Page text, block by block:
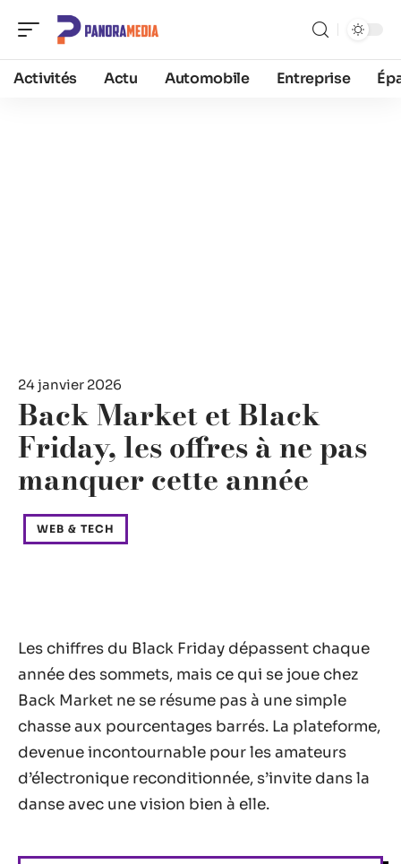
Activités Actu Automobile Entreprise
24 janvier 2026
Back Market et Black
Friday, les offres à ne pas
manquer cette année
WEB & TECH
Les chiffres du Black Friday dépassent chaque
année des sommets, mais ce qui se joue chez
Back Market ne se résume pas à une simple
chasse aux pourcentages barrés. La plateforme,
devenue incontournable pour les amateurs
d’électronique reconditionnée, s’invite dans la
danse avec une vision bien à elle.